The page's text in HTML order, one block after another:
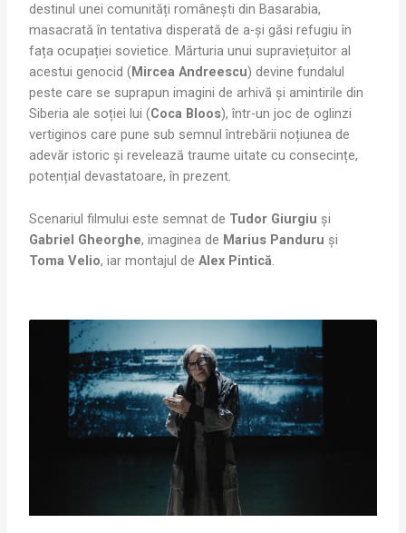
destinul unei comunități românești din Basarabia,
masacrată în tentativa disperată de a-și găsi refugiu în
fața ocupației sovietice. Mărturia unui supraviețuitor al
acestui genocid (Mircea Andreescu) devine fundalul
peste care se suprapun imagini de arhivă și amintirile din
Siberia ale soției lui (Coca Bloos), într-un joc de oglinzi
vertiginos care pune sub semnul întrebării noțiunea de
adevăr istoric și revelează traume uitate cu consecințe,
potențial devastatoare, în prezent.
Scenariul filmului este semnat de Tudor Giurgiu și
Gabriel Gheorghe, imaginea de Marius Panduru și
Toma Velio, iar montajul deAlex Pintică